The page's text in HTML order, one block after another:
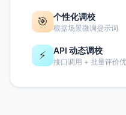
🎯 个性化调校
根据场景微调提示词
⚡ API 动态调校
接口调用 + 批量评价